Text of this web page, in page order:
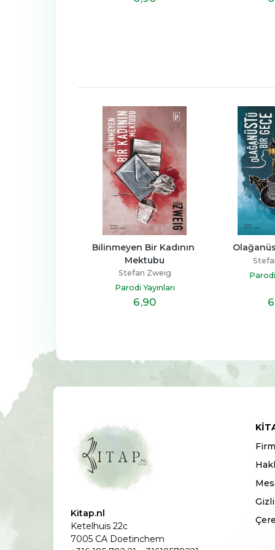
Bilinmeyen Bir Kadının
Mektubu
Stefan Zweig
Parodi Yayınları
6,90
Parodi
6
Kitap.nl
Ketelhuis 22c
7005 CA Doetinchem